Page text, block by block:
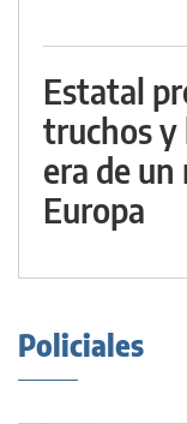
Estatal
truchos y
era de
Europa
Policiales